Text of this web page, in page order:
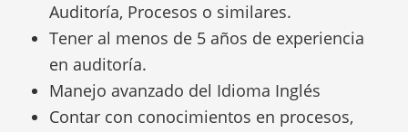
Auditoría, Procesos o similares.
Tener al menos de 5 años de experiencia
en auditoría.
Manejo avanzado del Idioma Inglés
Contar con conocimientos en procesos,